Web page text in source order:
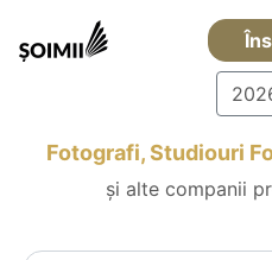
Fotografi, Studiouri
și alte companii